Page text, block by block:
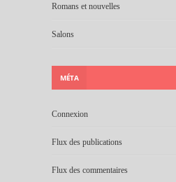
Romans et nouvelles
Salons
MÉTA
Connexion
Flux des publications
Flux des commentaires